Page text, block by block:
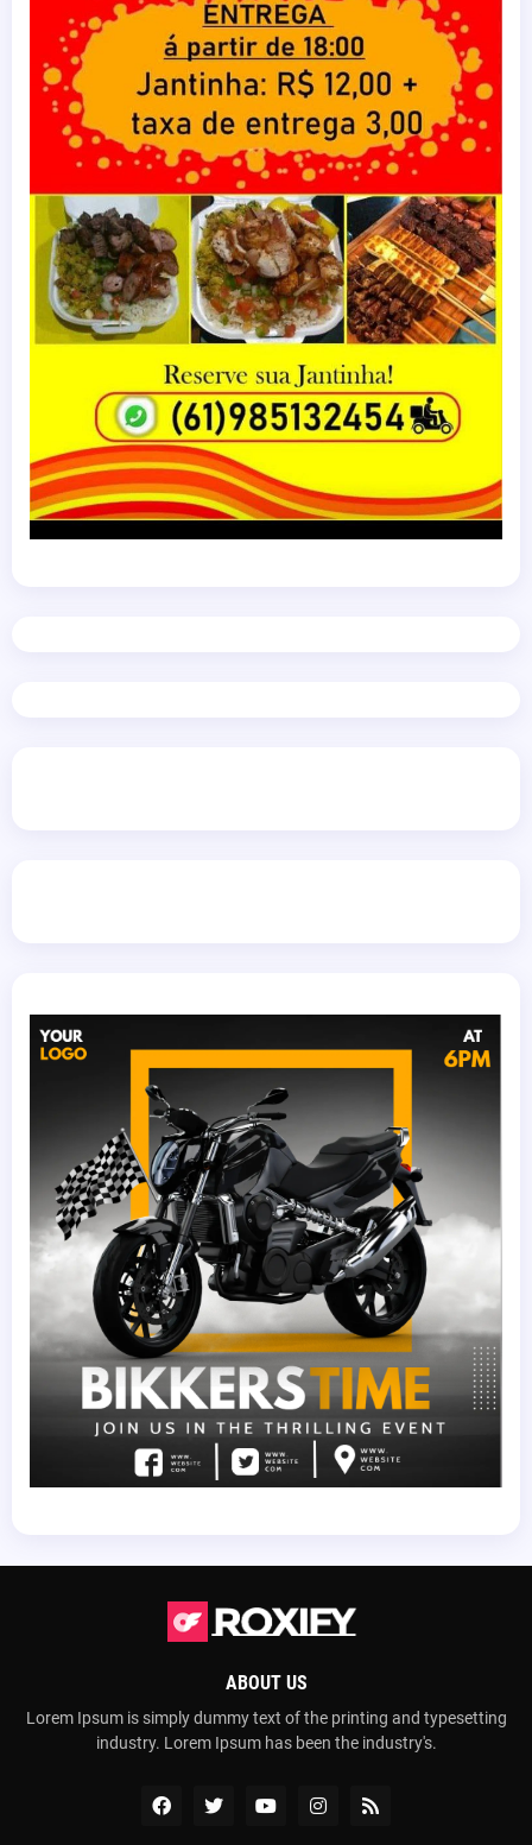
ABOUT US
Lorem Ipsum is simply dummy text of the printing and typesetting
industry. Lorem Ipsum has been the industry's.